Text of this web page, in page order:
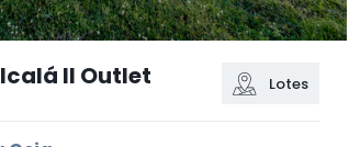
II Outlet Lotes